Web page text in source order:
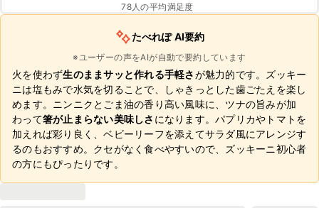
78人の平均満足度
たべれぽ AI要約
※ユーザーの声をAIが自動で要約しています
火を使わず生のままサッと作れる手軽さが魅力的です。ズッキー
ニは塩もみで水気を切ることで、しゃきっとした歯ごたえを楽し
めます。ニンニクとごま油の香り高い風味に、ツナの旨みが加
わって箸が止まらない美味しさ になります。パプリカやトマトを
加えれば彩り良く、ベビーリーフを添えてサラダ風にアレンジす
るのもおすすめ。クセがなく食べやすいので、ズッキーニ初心者
の方にもぴったりです。